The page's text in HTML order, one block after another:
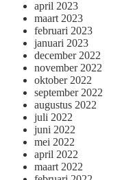
april 2023
maart 2023
februari 2023
januari 2023
december 2022
november 2022
oktober 2022
september 2022
augustus 2022
juli 2022
juni 2022
mei 2022
april 2022
maart 2022